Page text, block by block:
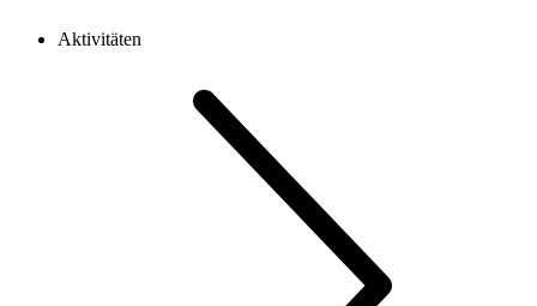
Aktivitäten